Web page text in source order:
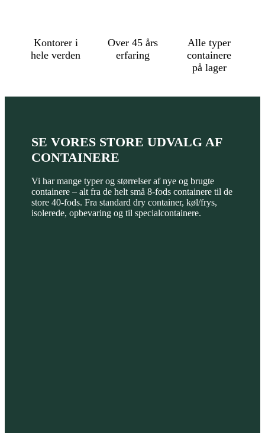
Kontorer i
hele verden
Over 45 års
erfaring
Alle typer
containere
på lager
SE VORES STORE UDVALG AF
CONTAINERE
Vi har mange typer og størrelser af nye og brugte
containere – alt fra de helt små 8-fods containere til de
store 40-fods. Fra standard dry container, køl/frys,
isolerede, opbevaring og til specialcontainere.